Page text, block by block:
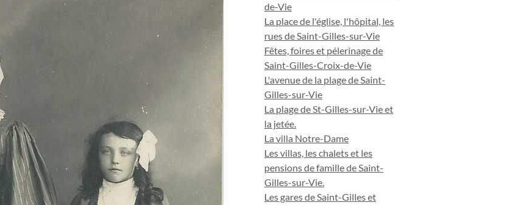
de-Vie
La place de l'église, l'hôpital, les
rues de Saint-Gilles-sur-Vie
Fêtes, foires et pélerinage de
Saint-Gilles-Croix-de-Vie
L'avenue de la plage de Saint-
Gilles-sur-Vie
La plage de St-Gilles-sur-Vie et
la jetée.
La villa Notre-Dame
Les villas, les chalets et les
pensions de famille de Saint-
Gilles-sur-Vie.
Les gares de Saint-Gilles et